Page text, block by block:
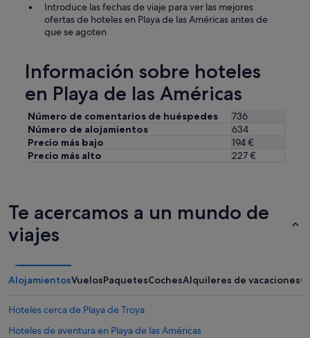
Introduce las fechas de viaje para ver las mejores
ofertas de hoteles en Playa de las Américas antes de
que se agoten
Información sobre hoteles
en Playa de las Américas
Número de comentarios de huéspedes
736
Número de alojamientos
634
Precio más bajo
194 €
Precio más alto
227 €
Te acercamos a un mundo de
viajes
AlojamientosVuelosPaquetesCochesAlquileres de vacaciones
Hoteles cerca de Playa de Troya
Hoteles de aventura en Playa de las Américas